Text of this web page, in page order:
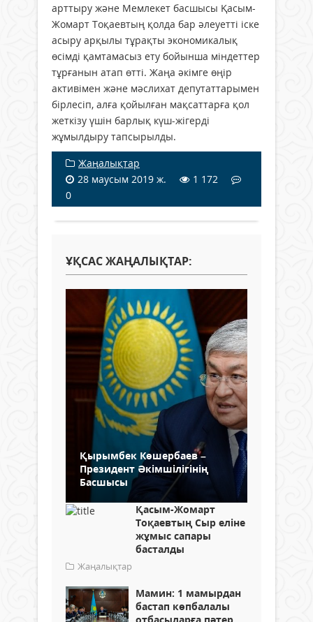
арт­тыру және Мемлекет басшысы Қасым-
Жомарт Тоқаевтың қол­да бар әлеуетті іске
асыру арқылы тұрақты экономикалық
өсімді қамтамасыз ету бойынша міндеттер
тұрғанын атап өтті. Жаңа әкімге өңір
активімен және мәслихат депутаттарымен
бірлесіп, алға қойылған мақсаттарға қол
жеткізу үшін барлық күш-жігерді
жұмылдыру тапсырылды.
Жаңалықтар
28 маусым 2019 ж.
1 172
0
ҰҚСАС ЖАҢАЛЫҚТАР:
Қырымбек Көшербаев –
Президент Әкімшілігінің
Басшысы
Қасым-Жомарт
Тоқаевтың Сыр еліне
жұмыс сапары
басталды
Жаңалықтар
Мамин: 1 мамырдан
бастап көпбалалы